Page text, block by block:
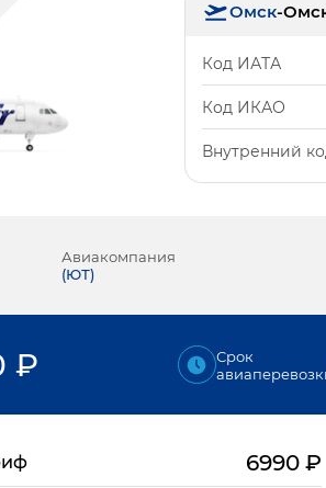
Омск-
Код ИАТА
Код ИКАО
Внутренний
Авиакомпания
(ЮТ)
₽
Срок
6990₽